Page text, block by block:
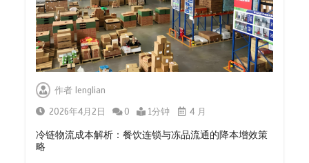
作者 lenglian
2026年4月2日
0 1分钟 4 月
冷链物流成本解析：餐饮连锁与冻品流通的降本增效策
略